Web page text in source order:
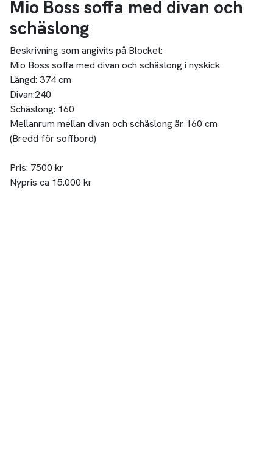
Mio Boss soffa med divan och
schäslong
Beskrivning som angivits på Blocket:
Mio Boss soffa med divan och schäslong i nyskick
Längd: 374 cm
Divan:240
Schäslong: 160
Mellanrum mellan divan och schäslong är 160 cm
(Bredd för soffbord)
Pris: 7500 kr
Nypris ca 15.000 kr